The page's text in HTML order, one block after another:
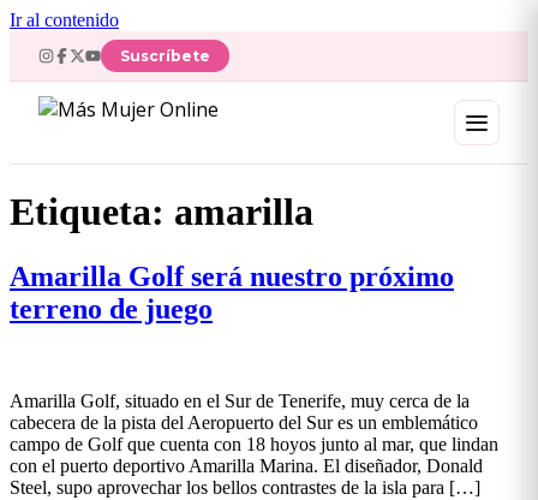
Ir al contenido
Suscríbete
Etiqueta: amarilla
Amarilla Golf será nuestro próximo
terreno de juego
Amarilla Golf, situado en el Sur de Tenerife, muy cerca de la
cabecera de la pista del Aeropuerto del Sur es un emblemático
campo de Golf que cuenta con 18 hoyos junto al mar, que lindan
con el puerto deportivo Amarilla Marina. El diseñador, Donald
Steel, supo aprovechar los bellos contrastes de la isla para […]